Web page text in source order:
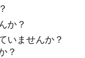
か？
いませんか？
？